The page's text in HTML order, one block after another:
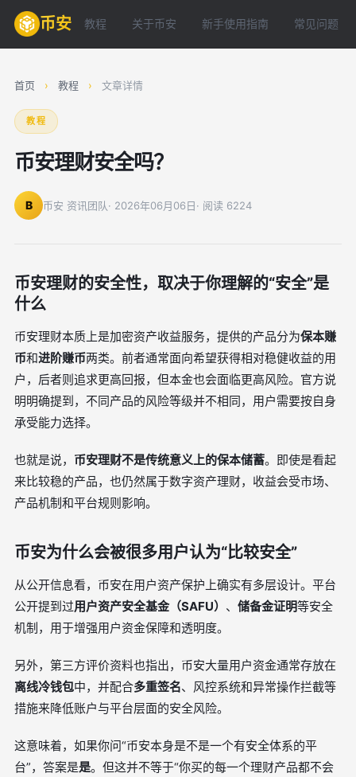
币安 教程 关于币安 新手使用指南 常见问题
首页 › 教程 › 文章详情
教程
币安理财安全吗？
B 币安 资讯团队· 2026年06月06日· 阅读 6224
币安理财的安全性，取决于你理解的“安全”是
什么
币安理财本质上是加密资产收益服务，提供的产品分为保本赚
币和进阶赚币两类。前者通常面向希望获得相对稳健收益的用
户，后者则追求更高回报，但本金也会面临更高风险。官方说
明明确提到，不同产品的风险等级并不相同，用户需要按自身
承受能力选择。
也就是说， 币安理财不是传统意义上的保本储蓄。即使是看起
来比较稳的产品，也仍然属于数字资产理财，收益会受市场、
产品机制和平台规则影响。
币安为什么会被很多用户认为“比较安全”
从公开信息看，币安在用户资产保护上确实有多层设计。平台
公开提到过用户资产安全基金（SAFU） 、 储备金证明等安全
机制，用于增强用户资金保障和透明度。
另外，第三方评价资料也指出，币安大量用户资金通常存放在
离线冷钱包中，并配合多重签名、风控系统和异常操作拦截等
措施来降低账户与平台层面的安全风险。
这意味着，如果你问“币安本身是不是一个有安全体系的平
台”，答案是是。但这并不等于“你买的每一个理财产品都不会